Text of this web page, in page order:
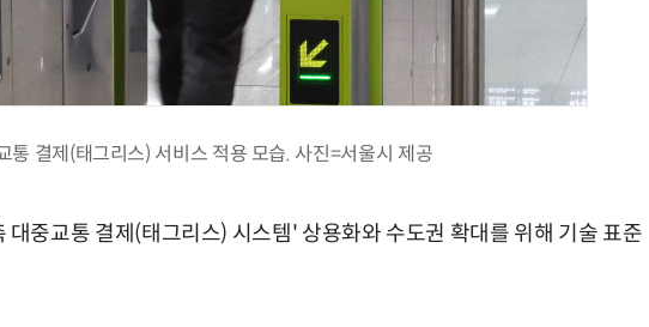
통 결제(태그리스) 서비스 적용 모습. 사진=서울시 제공
중교통 결제(태그리스) 시스템' 상용화와 수도권 확대를 위해 기술 표준